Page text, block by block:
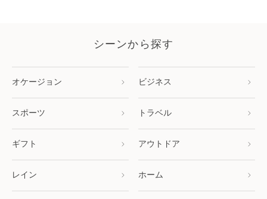
シーンから探す
オケージョン ビジネス
スポーツ トラベル
ギフト アウトドア
レイン ホーム